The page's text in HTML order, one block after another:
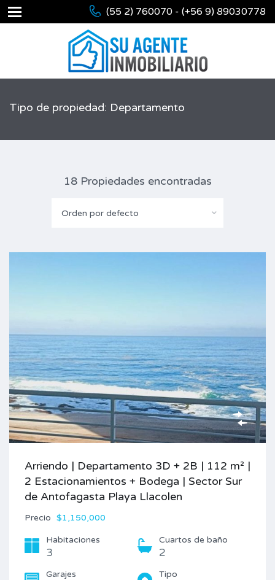
(55 2) 760070 - (+56 9) 89030778
Tipo de propiedad: Departamento
18 Propiedades encontradas
Orden por defecto
Arriendo | Departamento 3D + 2B | 112 m² |
2 Estacionamientos + Bodega | Sector Sur
de Antofagasta Playa Llacolen
Precio $1,150,000
Habitaciones
3
Cuartos de baño
2
Garajes Tipo